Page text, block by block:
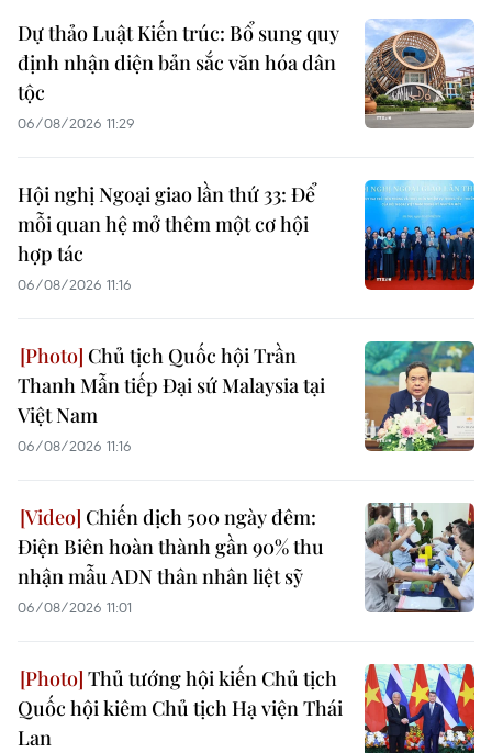
Dự thảo Luật Kiến trúc: Bổ sung quy
định nhận diện bản sắc văn hóa dân
tộc
06/08/2026 11:29
Hội nghị Ngoại giao lần thứ 33: Để
mỗi quan hệ mở thêm một cơ hội
hợp tác
06/08/2026 11:16
Chủ tịch Quốc hội Trần
Thanh Mẫn tiếp Đại sứ Malaysia tại
Việt Nam
06/08/2026 11:16
Chiến dịch 500 ngày đêm:
Điện Biên hoàn thành gần 90% thu
nhận mẫu ADN thân nhân liệt sỹ
06/08/2026 11:01
Thủ tướng hội kiến Chủ tịch
Quốc hội kiêm Chủ tịch Hạ viện Thái
Lan